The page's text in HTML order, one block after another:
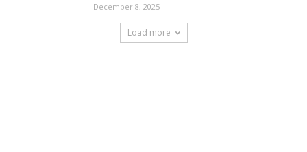
December 8, 2025
Load more